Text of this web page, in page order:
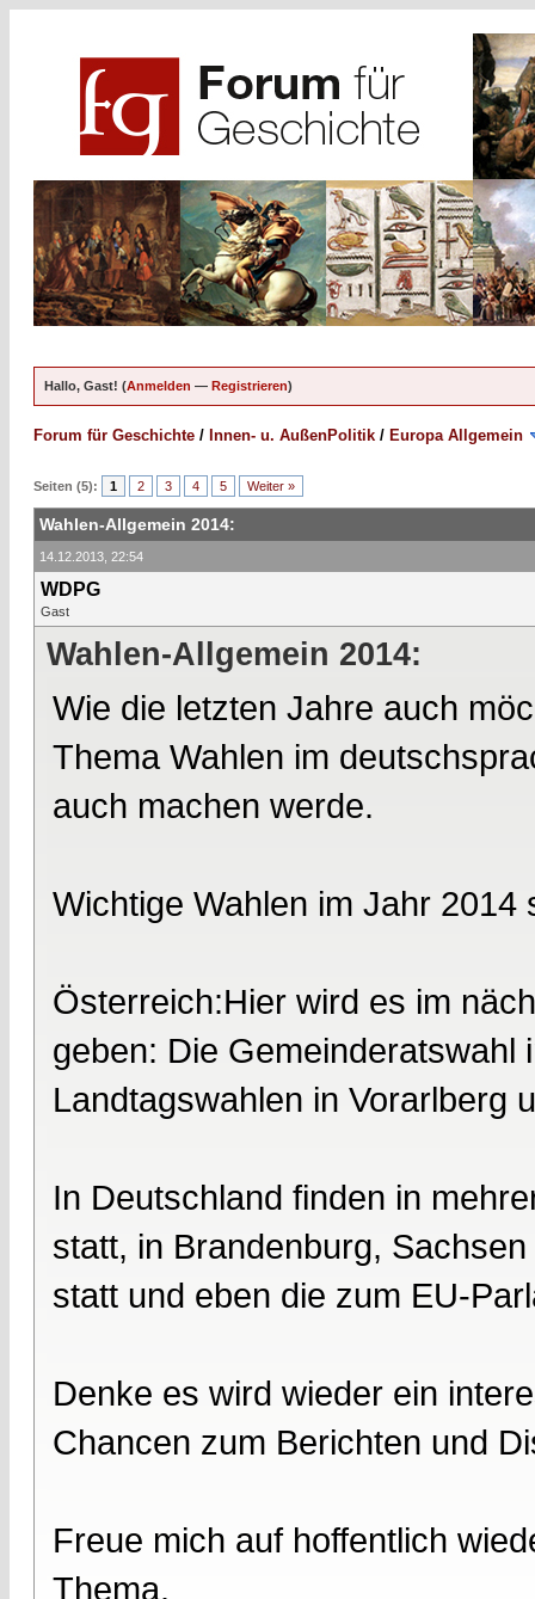
Hallo, Gast! (Anmelden — Registrieren)
Forum für Geschichte / Innen- u. AußenPolitik / Europa Allgemein
Seiten (5): 1 2 3 4 5 Weiter »
Wahlen-Allgemein 2014:
14.12.2013, 22:54
WDPG
Gast
Wahlen-Allgemein 2014:
Wie die letzten Jahre auch
Thema Wahlen im
auch machen werde.
Wichtige Wahlen im Jahr 2014
Österreich:Hier wird es im
geben: Die Gemeinderatswahl
Landtagswahlen in Vorarlberg
In Deutschland finden in
statt, in Brandenburg,
statt und eben die zum EU-
Denke es wird wieder ein
Chancen zum Berichten und
Freue mich auf hoffentlich
Thema.